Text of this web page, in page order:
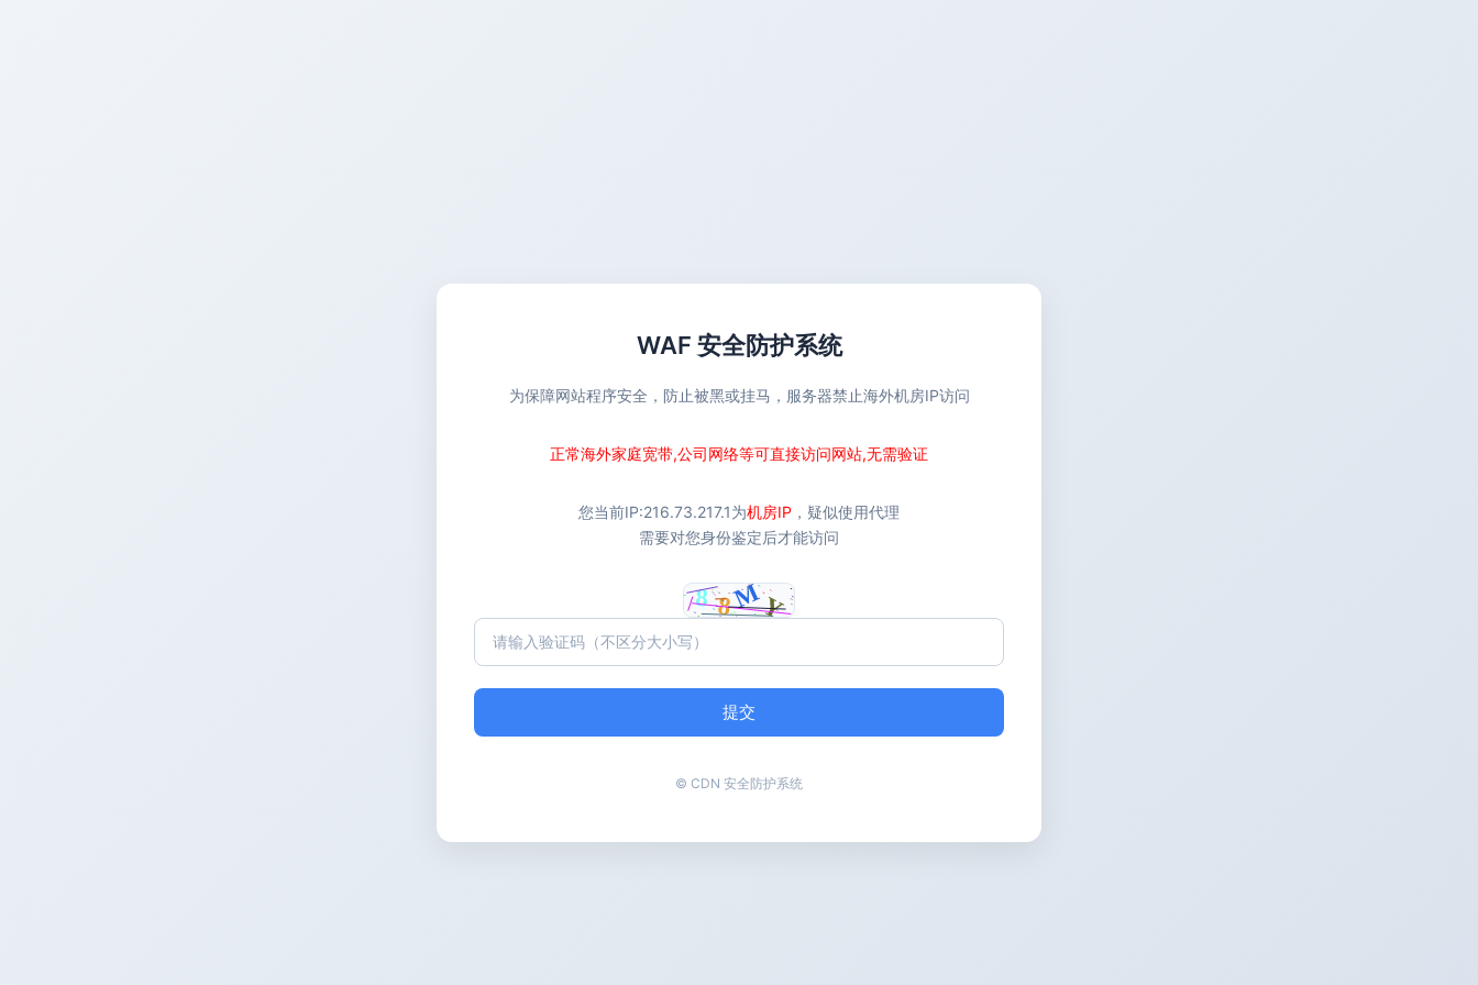
WAF 安全防护系统
为保障网站程序安全，防止被黑或挂马，服务器禁止海外机房IP访问
正常海外家庭宽带,公司网络等可直接访问网站,无需验证
您当前IP:216.73.217.1为机房IP ，疑似使用代理
需要对您身份鉴定后才能访问
提交
© CDN 安全防护系统